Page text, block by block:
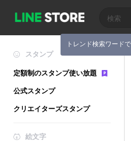
トレンド検索ワード
スタンプ
定額制のスタンプ使い放題
公式スタンプ
クリエイターズスタンプ
絵文字